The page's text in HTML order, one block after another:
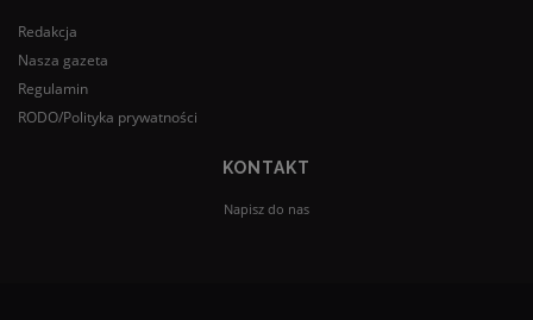
Redakcja
Nasza gazeta
Regulamin
RODO/Polityka prywatności
KONTAKT
Napisz do nas